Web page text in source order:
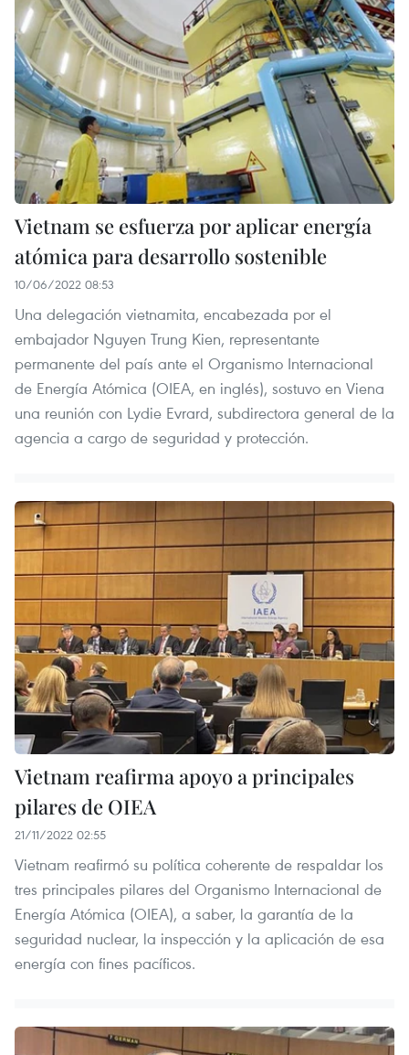
Vietnam se esfuerza por aplicar energía
atómica para desarrollo sostenible
10/06/2022 08:53
Una delegación vietnamita, encabezada por el
embajador Nguyen Trung Kien, representante
permanente del país ante el Organismo Internacional
de Energía Atómica (OIEA, en inglés), sostuvo en Viena
una reunión con Lydie Evrard, subdirectora general de la
agencia a cargo de seguridad y protección.
Vietnam reafirma apoyo a principales
pilares de OIEA
21/11/2022 02:55
Vietnam reafirmó su política coherente de respaldar los
tres principales pilares del Organismo Internacional de
Energía Atómica (OIEA), a saber, la garantía de la
seguridad nuclear, la inspección y la aplicación de esa
energía con fines pacíficos.